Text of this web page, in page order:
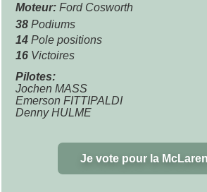
Moteur: Ford Cosworth
38 Podiums
14 Pole positions
16 Victoires
Pilotes:
Jochen MASS
Emerson FITTIPALDI
Denny HULME
Je vote pour la